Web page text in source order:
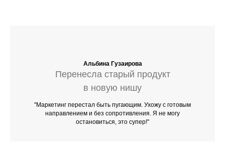
Альбина Гузаирова
Перенесла старый продукт
в новую нишу
"Маркетинг перестал быть пугающим. Ухожу с готовым
направлением и без сопротивления. Я не могу
остановиться, это супер!"